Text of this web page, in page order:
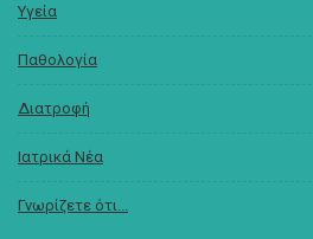
Υγεία
Παθολογία
Διατροφή
Ιατρικά Νέα
Γνωρίζετε ότι...